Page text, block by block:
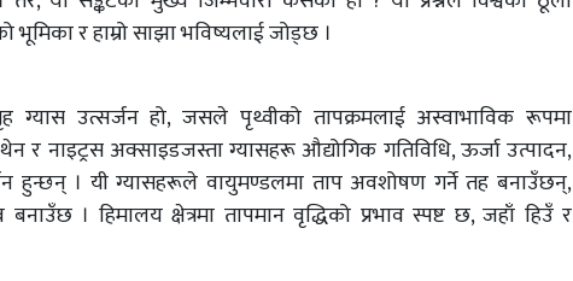
भूमिका र हाम्रो साझा भविष्यलाई जोड्छ ।
ग्यास उत्सर्जन हो, जसले पृथ्वीको तापक्रमलाई अस्वाभाविक रूपमा
र नाइट्रस अक्साइडजस्ता ग्यासहरू औद्योगिक गतिविधि, ऊर्जा उत्पादन,
हुन्छन् । यी ग्यासहरूले वायुमण्डलमा ताप अवशोषण गर्ने तह बनाउँछन्,
बनाउँछ । हिमालय क्षेत्रमा तापमान वृद्धिको प्रभाव स्पष्ट छ, जहाँ हिउँ र